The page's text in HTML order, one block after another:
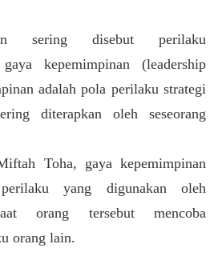
sering disebut perilaku
kepemimpinan (leadership
adalah pola perilaku strategi
diterapkan oleh seseorang
Toha, gaya kepemimpinan
yang digunakan oleh
orang tersebut mencoba
orang lain.